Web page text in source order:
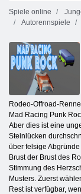
Spiele online
Autorennspiele
Rodeo-Offroad-
Mad Racing Punk
Aber dies ist eine
Steinlücken
über felsige
Brust der Brust des
Stimmung des
Musters. Zuerst
Rest ist verfügbar,